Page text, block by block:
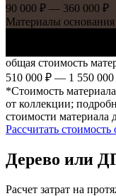
90 000 ₽ — 360 000 ₽
Материалы
общая стоимость
510 000 ₽ — 1 550
*Стоимость
от коллекции;
стоимости материала
Рассчитать стоимость
Дерево или
Расчет затрат на